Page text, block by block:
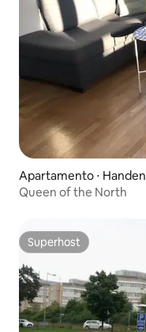
Apartamento ⋅ Handen
Queen of the North
Superhost
Superhost